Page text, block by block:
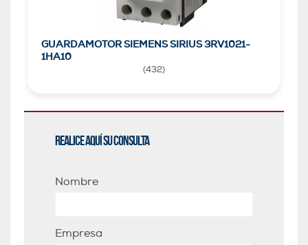
GUARDAMOTOR SIEMENS SIRIUS 3RV1021-
1HA10
(432)
Realice aquí su consulta
Nombre
Empresa